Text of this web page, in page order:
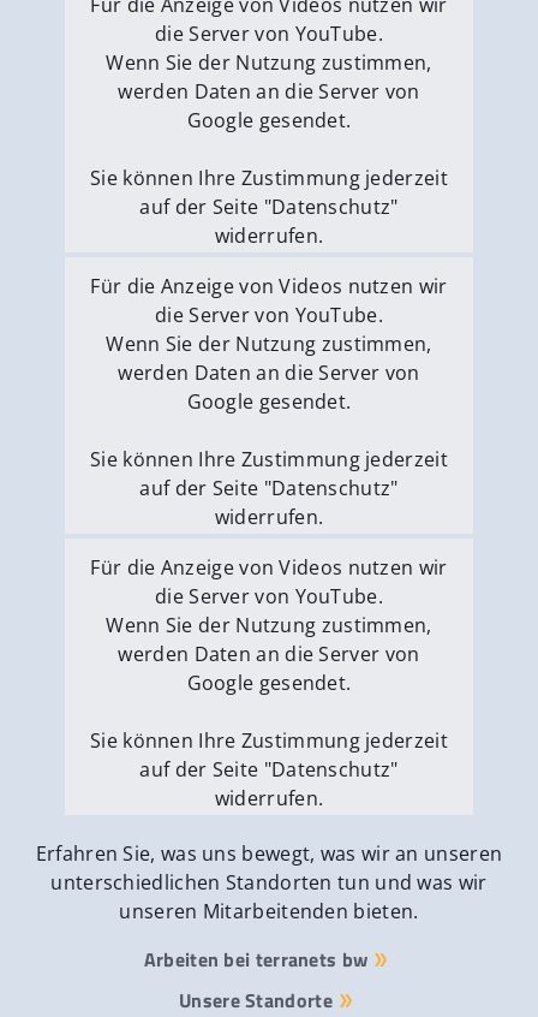
Für die Anzeige von Videos nutzen wir
die Server von YouTube.
Wenn Sie der Nutzung zustimmen,
werden Daten an die Server von
Google gesendet.
Sie können Ihre Zustimmung jederzeit
auf der Seite "Datenschutz"
widerrufen.
Externe Medien erlauben
Für die Anzeige von Videos nutzen wir
die Server von YouTube.
Wenn Sie der Nutzung zustimmen,
werden Daten an die Server von
Google gesendet.
Sie können Ihre Zustimmung jederzeit
auf der Seite "Datenschutz"
widerrufen.
Externe Medien erlauben
Für die Anzeige von Videos nutzen wir
die Server von YouTube.
Wenn Sie der Nutzung zustimmen,
werden Daten an die Server von
Google gesendet.
Sie können Ihre Zustimmung jederzeit
auf der Seite "Datenschutz"
widerrufen.
Externe Medien erlauben
Erfahren Sie, was uns bewegt, was wir an unseren
unterschiedlichen Standorten tun und was wir
unseren Mitarbeitenden bieten.
Arbeiten bei terranets bw
Unsere Standorte